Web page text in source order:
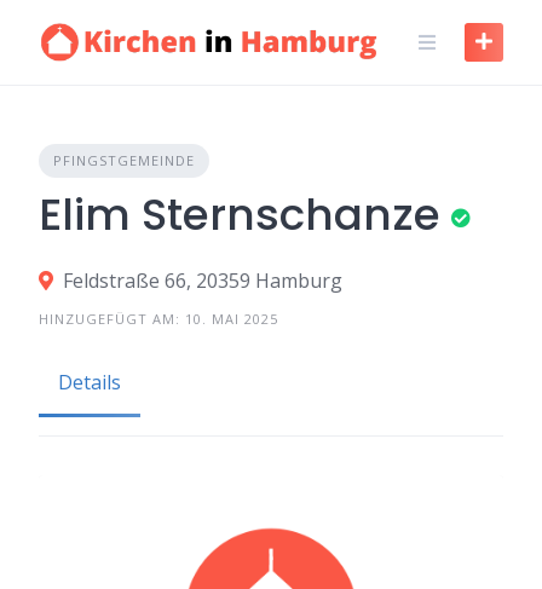
PFINGSTGEMEINDE
Elim Sternschanze
Feldstraße 66, 20359 Hamburg
HINZUGEFÜGT AM: 10. MAI 2025
Details